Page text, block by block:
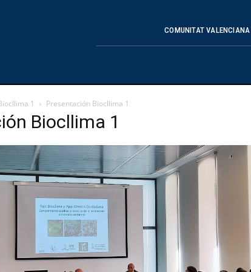
COMUNITAT VALENCIANA
1 Presentación Biocllima 1
Biocllima 1